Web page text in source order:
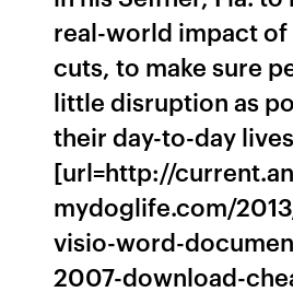
real-world impact
cuts, to make sure
little disruption as
their day-to-day
[url=http://
mydoglife.com/
visio-word-
2007-download-